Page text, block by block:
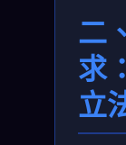
二
求
立